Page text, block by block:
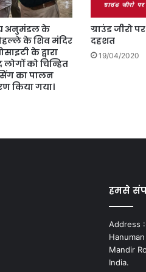
अनुमंडल के
के शिव मंदिर
के द्वारा
को चिन्हित
का पालन
किया गया।
ग्राउंड जीरो
दहशत
19/04/2020
हमसे
Address
Mandir
India.